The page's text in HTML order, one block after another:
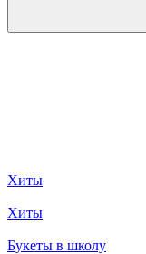
Хиты
Хиты
Букеты в школу